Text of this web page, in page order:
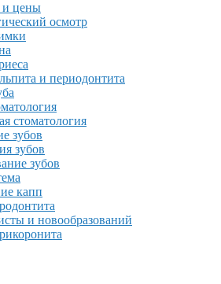
и цены
осмотр
и периодонтита
стоматология
зубов
зубов
зубов
капп
и новообразований